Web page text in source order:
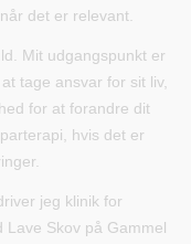
det er relevant.
Mit udgangspunkt er
tage ansvar for sit liv,
for at forandre dit
hvis det er
jeg klinik for
Skov på Gammel